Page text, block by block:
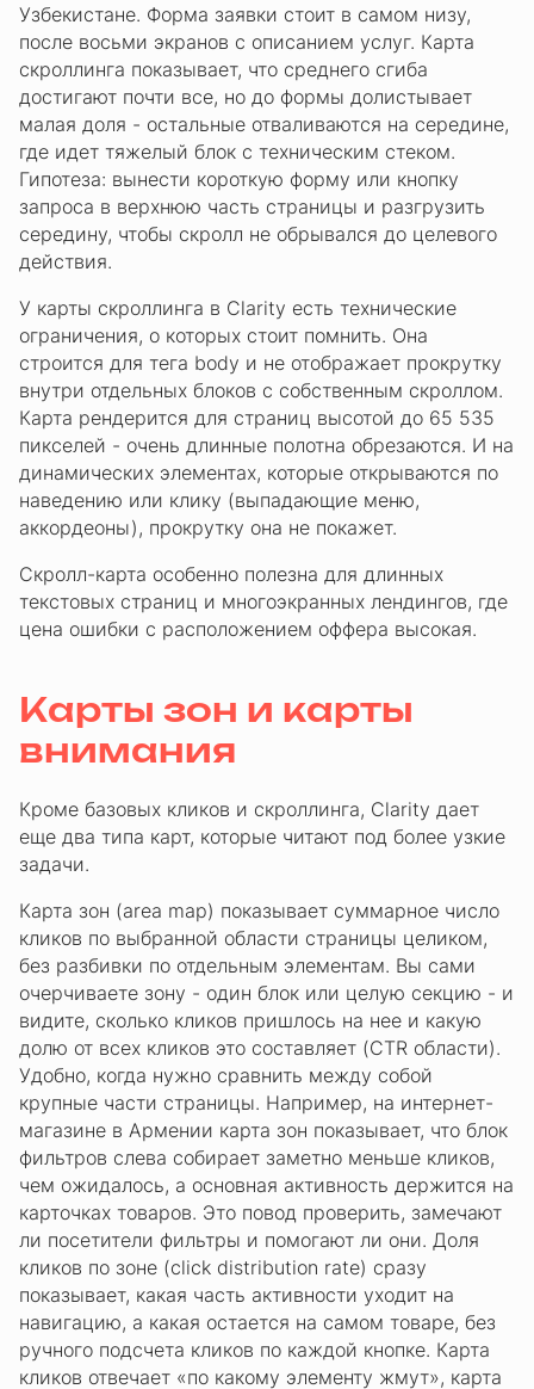
Узбекистане. Форма заявки стоит в самом низу,
после восьми экранов с описанием услуг. Карта
скроллинга показывает, что среднего сгиба
достигают почти все, но до формы долистывает
малая доля - остальные отваливаются на середине,
где идет тяжелый блок с техническим стеком.
Гипотеза: вынести короткую форму или кнопку
запроса в верхнюю часть страницы и разгрузить
середину, чтобы скролл не обрывался до целевого
действия.
У карты скроллинга в Clarity есть технические
ограничения, о которых стоит помнить. Она
строится для тега body и не отображает прокрутку
внутри отдельных блоков с собственным скроллом.
Карта рендерится для страниц высотой до 65 535
пикселей - очень длинные полотна обрезаются. И на
динамических элементах, которые открываются по
наведению или клику (выпадающие меню,
аккордеоны), прокрутку она не покажет.
Скролл-карта особенно полезна для длинных
текстовых страниц и многоэкранных лендингов, где
цена ошибки с расположением оффера высокая.
Карты зон и карты
внимания
Кроме базовых кликов и скроллинга, Clarity дает
еще два типа карт, которые читают под более узкие
задачи.
Карта зон (area map) показывает суммарное число
кликов по выбранной области страницы целиком,
без разбивки по отдельным элементам. Вы сами
очерчиваете зону - один блок или целую секцию - и
видите, сколько кликов пришлось на нее и какую
долю от всех кликов это составляет (CTR области).
Удобно, когда нужно сравнить между собой
крупные части страницы. Например, на интернет-
магазине в Армении карта зон показывает, что блок
фильтров слева собирает заметно меньше кликов,
чем ожидалось, а основная активность держится на
карточках товаров. Это повод проверить, замечают
ли посетители фильтры и помогают ли они. Доля
кликов по зоне (click distribution rate) сразу
показывает, какая часть активности уходит на
навигацию, а какая остается на самом товаре, без
ручного подсчета кликов по каждой кнопке. Карта
кликов отвечает «по какому элементу жмут», карта